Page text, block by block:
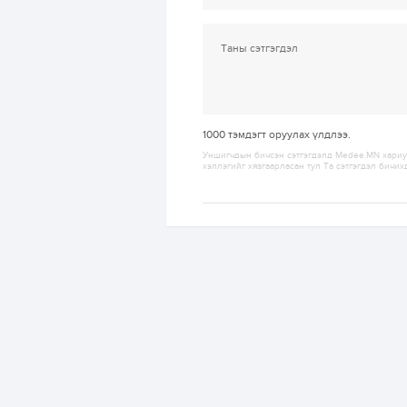
1000 тэмдэгт оруулах үлдлээ.
Уншигчдын бичсэн сэтгэгдэлд Medee.MN
хэллэгийг хязгаарласан тул Та сэтгэгдэл